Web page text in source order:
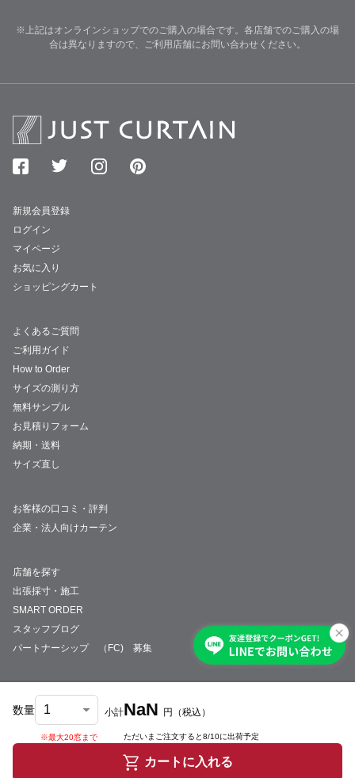
数量
※最大20窓まで
小計NaN 円 （税込）
ただいまご注文すると8/10に出荷予定
カートに入れる
※上記はオンラインショップでのご購入の場合です。各店舗でのご購入の場
合は異なりますので、ご利用店舗にお問い合わせください。
新規会員登録
ログイン
マイページ
お気に入り
ショッピングカート
よくあるご質問
ご利用ガイド
How to Order
サイズの測り方
無料サンプル
お見積りフォーム
納期・送料
サイズ直し
お客様の口コミ・評判
企業・法人向けカーテン
店舗を探す
出張採寸・施工
SMART ORDER
スタッフブログ
パートナーシップ （FC) 募集
会社概要 採用情報特定商取引法について
© JUST CURTAIN